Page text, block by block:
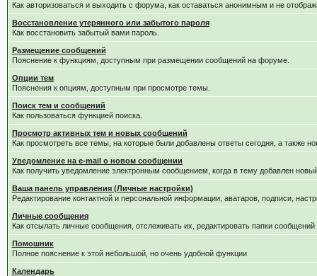
Как авторизоваться и выходить с форума, как оставаться анонимным и не
Восстановление утерянного или забытого пароля
Как восстановить забытый вами пароль.
Размещение сообщений
Пояснение к функциям, доступным при размещении сообщений на форуме.
Опции тем
Пояснения к опциям, доступным при просмотре темы.
Поиск тем и сообщений
Как пользоваться функцией поиска.
Просмотр активных тем и новых сообщений
Как просмотреть все темы, на которые были добавлены ответы сегодня, а также
Уведомление на е-mail о новом сообщении
Как получить уведомление электронным сообщением, когда в тему добавлен
Ваша панель управления (Личные настройки)
Редактирование контактной и персональной информации, аватаров, подписи,
Личные сообщения
Как отсылать личные сообщения, отслеживать их, редактировать папки
Помошник
Полное пояснение к этой небольшой, но очень удобной функции
Календарь